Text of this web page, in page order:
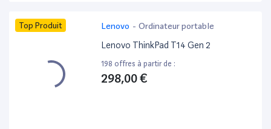
Top Produit Lenovo - Ordinateur portable
Lenovo ThinkPad T14 Gen 2
198 offres à partir de :
298,00 €